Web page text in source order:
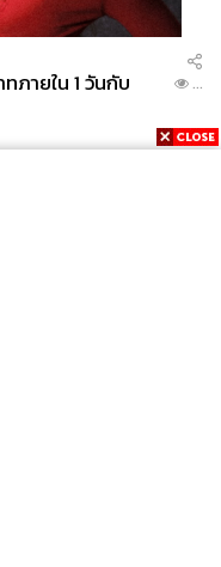
ภายใน 1 วันกับ
...